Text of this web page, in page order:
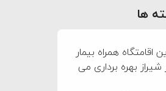
ها
اقامتگاه همراه بیمار
بهره برداری می